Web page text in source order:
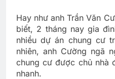
Hay như anh Trần Văn
biết, 2 tháng nay gia
nhiều dự án chung cư
nhiên, anh Cường ngã
chung cư được chủ nhà
nhanh.